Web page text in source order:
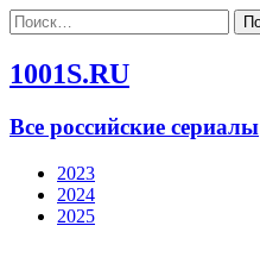
Найти:
1001S.RU
Все российские сериалы
2023
2024
2025